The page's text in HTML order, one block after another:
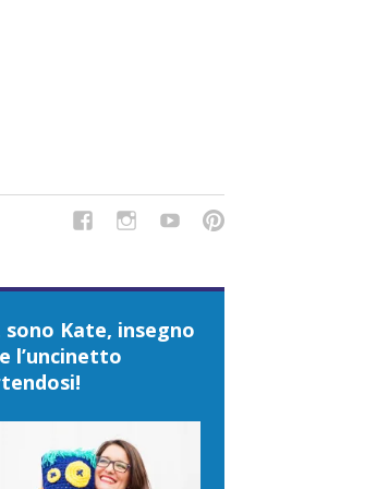
traduzioni e tanto divertimento!
sono Kate, insegno
l’uncinetto